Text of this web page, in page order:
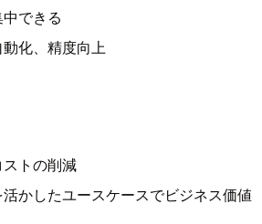
できる
化、精度向上
トの削減
かしたユースケースでビジネス価値